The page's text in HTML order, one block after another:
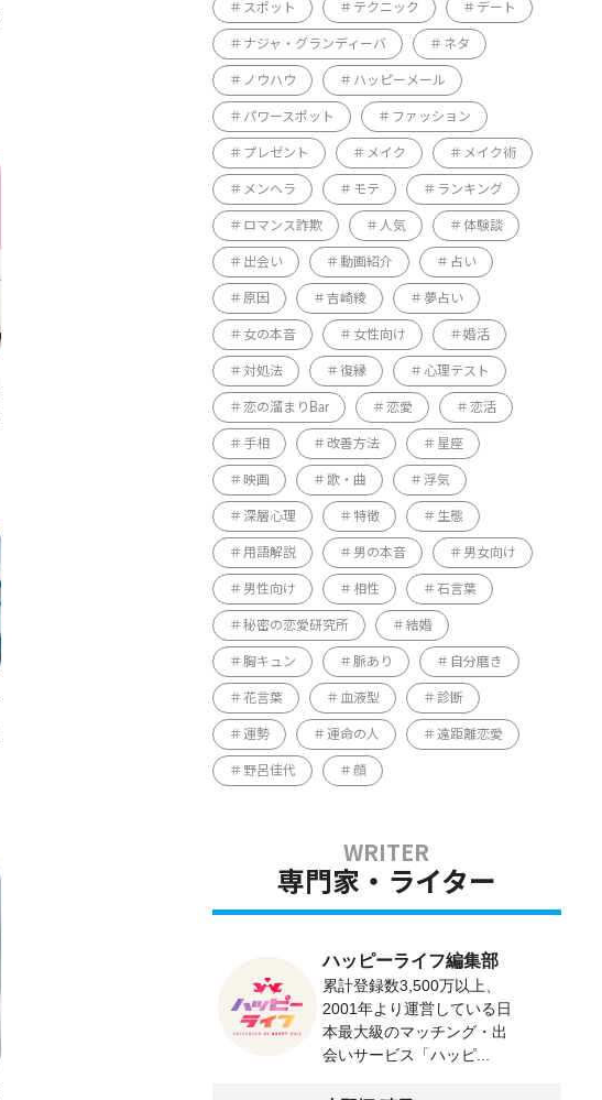
スポット テクニック デート
ナジャ・グランディーバ ネタ
ノウハウ ハッピーメール
パワースポット ファッション
プレゼント メイク メイク術
メンヘラ モテ ランキング
ロマンス詐欺 人気 体験談
出会い 動画紹介 占い
原因 吉崎綾 夢占い
女の本音 女性向け 婚活
対処法 復縁 心理テスト
恋の溜まりBar 恋愛 恋活
手相 改善方法 星座
映画 歌・曲 浮気
深層心理 特徴 生態
用語解説 男の本音 男女向け
男性向け 相性 石言葉
秘密の恋愛研究所 結婚
胸キュン 脈あり 自分磨き
花言葉 血液型 診断
運勢 運命の人 遠距離恋愛
野呂佳代 顔
専門家・ライター
ハッピーライフ編集部
累計登録数3,500万以上、
2001年より運営している日
本最大級のマッチング・出
会いサービス「ハッピ...